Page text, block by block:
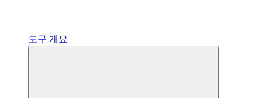
도구 개요